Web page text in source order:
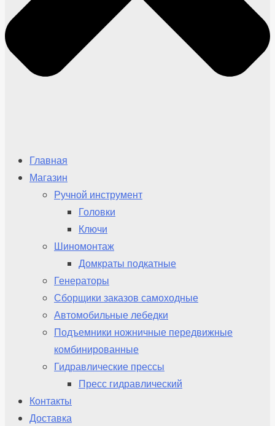
Главная
Магазин
Ручной инструмент
Головки
Ключи
Шиномонтаж
Домкраты подкатные
Генераторы
Сборщики заказов самоходные
Автомобильные лебедки
Подъемники ножничные передвижные
комбинированные
Гидравлические прессы
Пресс гидравлический
Контакты
Доставка